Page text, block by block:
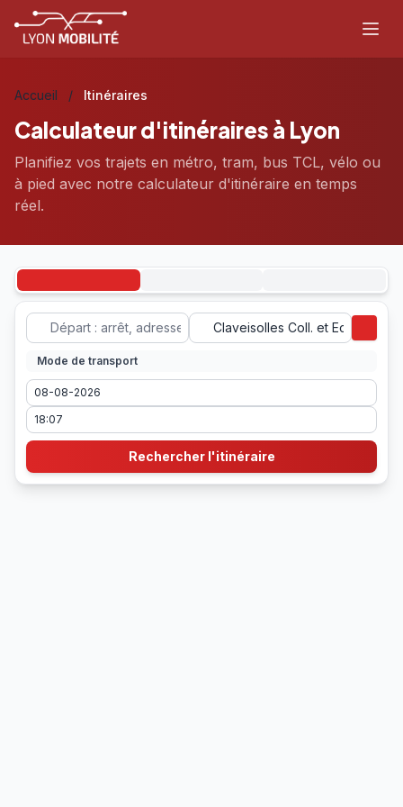
Aller au contenu principal
Accueil / Itinéraires
Calculateur d'itinéraires à Lyon
Planifiez vos trajets en métro, tram, bus TCL, vélo ou
à pied avec notre calculateur d'itinéraire en temps
réel.
Mode de transport
Rechercher l'itinéraire